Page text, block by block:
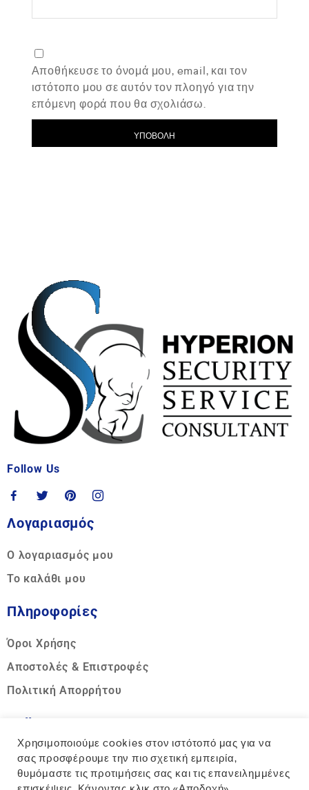
Αποθήκευσε το όνομά μου, email, και τον
ιστότοπο μου σε αυτόν τον πλοηγό για την
επόμενη φορά που θα σχολιάσω.
Follow Us
Λογαριασμός
Ο λογαριασμός μου
Το καλάθι μου
Πληροφορίες
Όροι Χρήσης
Αποστολές & Επιστροφές
Πολιτική Απορρήτου
Call us
Hotline:
+30 2810 317311
Χρησιμοποιούμε cookies στον ιστότοπό μας για να
σας προσφέρουμε την πιο σχετική εμπειρία,
θυμόμαστε τις προτιμήσεις σας και τις επανειλημμένες